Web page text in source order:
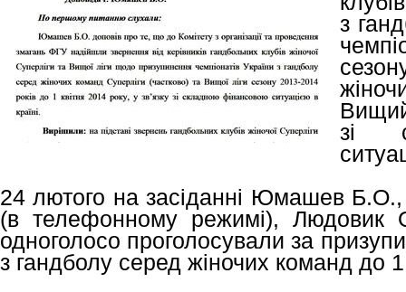
з
Вищий
зі
24 лютого на засіданні Юмашев
(в телефонному режимі),
одноголосо проголосували за
з гандболу серед жіночих команд до 1